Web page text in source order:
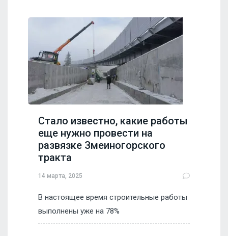
Стало известно, какие работы
еще нужно провести на
развязке Змеиногорского
тракта
14 марта, 2025
В настоящее время строительные работы
выполнены уже на 78%